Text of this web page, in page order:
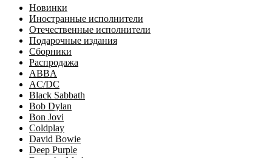
Новинки
Иностранные исполнители
Отечественные исполнители
Подарочные издания
Сборники
Распродажа
ABBA
AC/DC
Black Sabbath
Bob Dylan
Bon Jovi
Coldplay
David Bowie
Deep Purple